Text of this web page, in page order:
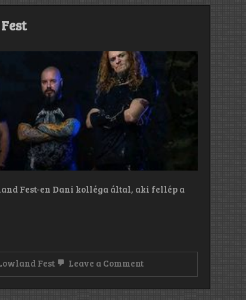
Fest-en Dani kolléga által, aki fellép a
Fest Leave a Commenton
Salvation: